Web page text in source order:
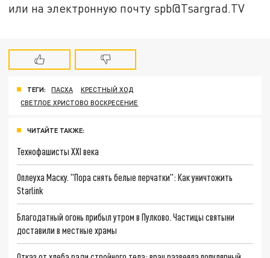
или на электронную почту spb@Tsargrad.TV
ТЕГИ: ПАСХА
КРЕСТНЫЙ ХОД
СВЕТЛОЕ ХРИСТОВО ВОСКРЕСЕНИЕ
ЧИТАЙТЕ ТАКЖЕ:
Технофашисты XXI века
Оплеуха Маску. "Пора снять белые перчатки": Как уничтожить
Starlink
Благодатный огонь прибыл утром в Пулково. Частицы святыни
доставили в местные храмы